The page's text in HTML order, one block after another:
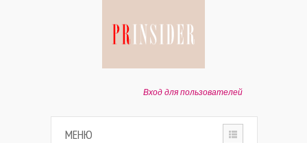
Вход для пользователей
МЕНЮ